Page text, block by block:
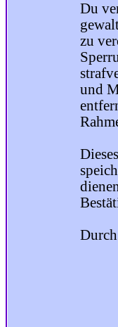
Du
zu
und